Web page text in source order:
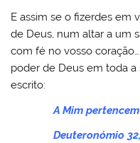
E assim se o fizerdes em
de Deus, num altar a um
com fé no vosso
poder de Deus em toda a
escrito:
A Mim
Deuteronómio